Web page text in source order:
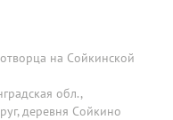
на Сойкинской
обл.,
деревня Сойкино